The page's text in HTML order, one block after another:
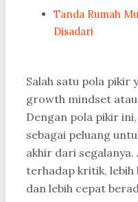
Tanda Rumah
Disadari
Salah satu pola pikir
growth mindset
Dengan pola pikir
sebagai peluang
akhir dari segalanya.
terhadap kritik, lebih
dan lebih cepat